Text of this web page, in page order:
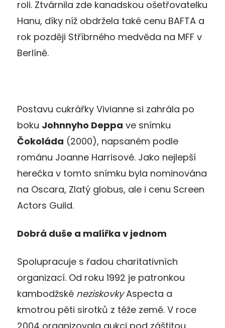
roli. Ztvárnila zde kanadskou ošetřovatelku
Hanu, díky níž obdržela také cenu BAFTA a
rok později Stříbrného medvěda na MFF v
Berlíně.
Postavu cukrářky Vivianne si zahrála po
boku Johnnyho Deppa ve snímku
Čokoláda (2000), napsaném podle
románu Joanne Harrisové. Jako nejlepší
herečka v tomto snímku byla nominována
na Oscara, Zlatý globus, ale i cenu Screen
Actors Guild.
Dobrá duše a malířka v jednom
Spolupracuje s řadou charitativních
organizací. Od roku 1992 je patronkou
kambodžské neziskovkyAspecta a
kmotrou pěti sirotků z téže země. V roce